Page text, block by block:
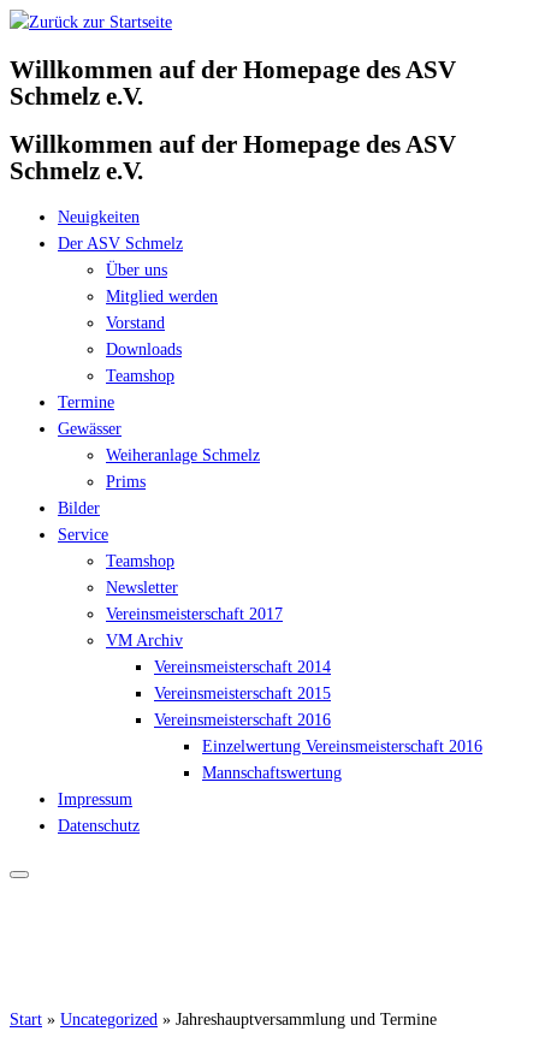
Zum
springen
Willkommen auf der Homepage des ASV
Schmelz e.V.
Willkommen auf der Homepage des ASV
Schmelz e.V.
Neuigkeiten
Der ASV Schmelz
Über uns
Mitglied werden
Vorstand
Downloads
Teamshop
Termine
Gewässer
Weiheranlage Schmelz
Prims
Bilder
Service
Teamshop
Newsletter
Vereinsmeisterschaft 2017
VM Archiv
Vereinsmeisterschaft 2014
Vereinsmeisterschaft 2015
Vereinsmeisterschaft 2016
Einzelwertung Vereinsmeisterschaft 2016
Mannschaftswertung
Impressum
Datenschutz
Start » Uncategorized » Jahreshauptversammlung und Termine